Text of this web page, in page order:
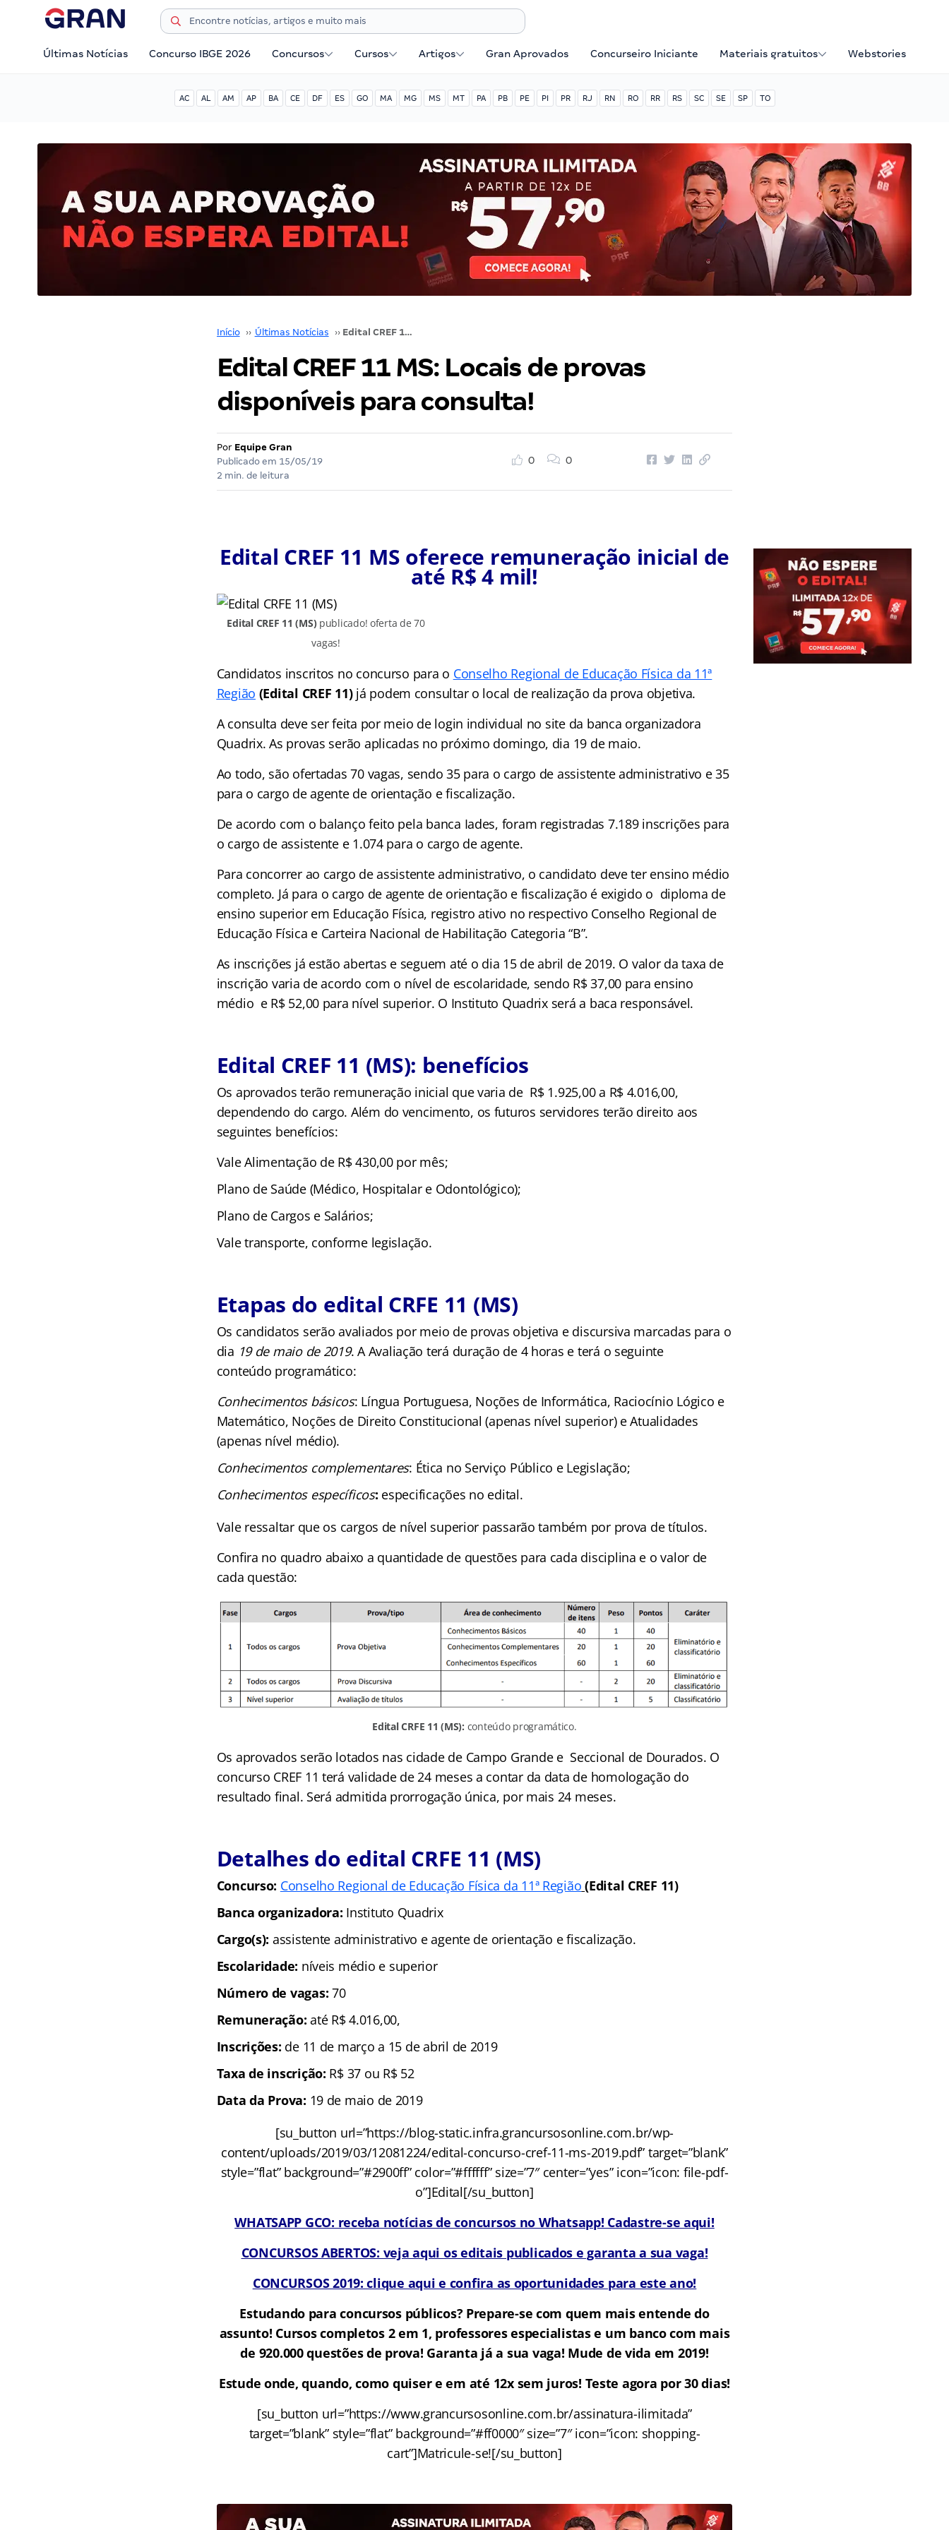
Últimas Notícias Concurso IBGE 2026 Concursos Cursos Artigos Gran Aprovados Concurseiro Iniciante Materiais gratuitos Webstories
AC AL AM AP BA CE DF ES GO MA MG MS MT PA PB PE PI PR RJ RN RO RR RS SC SE SP TO
Início ›› Últimas Notícias ›› Edital CREF 11 MS: Locais de provas disponíveis para consulta!
Edital CREF 11 MS: Locais de provas
disponíveis para consulta!
Por Equipe Gran
Publicado em 15/05/19
2 min. de leitura
0 0
Edital CREF 11 MS oferece remuneração inicial de
até R$ 4 mil!
Edital CREF 11 (MS)publicado! oferta de 70
vagas!
Candidatos inscritos no concurso para o Conselho Regional de Educação Física da 11ª
Região (Edital CREF 11)já podem consultar o local de realização da prova objetiva.
A consulta deve ser feita por meio de login individual no site da banca organizadora
Quadrix. As provas serão aplicadas no próximo domingo, dia 19 de maio.
Ao todo, são ofertadas 70 vagas, sendo 35 para o cargo de assistente administrativo e 35
para o cargo de agente de orientação e fiscalização.
De acordo com o balanço feito pela banca Iades, foram registradas 7.189 inscrições para
o cargo de assistente e 1.074 para o cargo de agente.
Para concorrer ao cargo de assistente administrativo, o candidato deve ter ensino médio
completo. Já para o cargo de agente de orientação e fiscalização é exigido o diploma de
ensino superior em Educação Física, registro ativo no respectivo Conselho Regional de
Educação Física e Carteira Nacional de Habilitação Categoria “B”.
As inscrições já estão abertas e seguem até o dia 15 de abril de 2019. O valor da taxa de
inscrição varia de acordo com o nível de escolaridade, sendo R$ 37,00 para ensino
médio e R$ 52,00 para nível superior. O Instituto Quadrix será a baca responsável.
Edital CREF 11 (MS): benefícios
Os aprovados terão remuneração inicial que varia de R$ 1.925,00 a R$ 4.016,00,
dependendo do cargo. Além do vencimento, os futuros servidores terão direito aos
seguintes benefícios:
Vale Alimentação de R$ 430,00 por mês;
Plano de Saúde (Médico, Hospitalar e Odontológico);
Plano de Cargos e Salários;
Vale transporte, conforme legislação.
Etapas do edital CRFE 11 (MS)
Os candidatos serão avaliados por meio de provas objetiva e discursiva marcadas para o
dia 19 de maio de 2019. A Avaliação terá duração de 4 horas e terá o seguinte
conteúdo programático:
Conhecimentos básicos: Língua Portuguesa, Noções de Informática, Raciocínio Lógico e
Matemático, Noções de Direito Constitucional (apenas nível superior) e Atualidades
(apenas nível médio).
Conhecimentos complementares: Ética no Serviço Público e Legislação;
Conhecimentos específicos: especificações no edital.
Vale ressaltar que os cargos de nível superior passarão também por prova de títulos.
Confira no quadro abaixo a quantidade de questões para cada disciplina e o valor de
cada questão:
Edital CRFE 11 (MS): conteúdo programático.
Os aprovados serão lotados nas cidade de Campo Grande e Seccional de Dourados. O
concurso CREF 11 terá validade de 24 meses a contar da data de homologação do
resultado final. Será admitida prorrogação única, por mais 24 meses.
Detalhes do edital CRFE 11 (MS)
Concurso: Conselho Regional de Educação Física da 11ª Região (Edital CREF 11)
Banca organizadora: Instituto Quadrix
Cargo(s): assistente administrativo e agente de orientação e fiscalização.
Escolaridade: níveis médio e superior
Número de vagas: 70
Remuneração: até R$ 4.016,00,
Inscrições: de 11 de março a 15 de abril de 2019
Taxa de inscrição: R$ 37 ou R$ 52
Data da Prova: 19 de maio de 2019
[su_button url=”https://blog-static.infra.grancursosonline.com.br/wp-
content/uploads/2019/03/12081224/edital-concurso-cref-11-ms-2019.pdf” target=”blank”
style=”flat” background=”#2900ff” color=”#ffffff” size=”7″ center=”yes” icon=”icon: file-pdf-
o”]Edital[/su_button]
WHATSAPP GCO: receba notícias de concursos no Whatsapp! Cadastre-se aqui!
CONCURSOS ABERTOS: veja aqui os editais publicados e garanta a sua vaga!
CONCURSOS 2019: clique aqui e confira as oportunidades para este ano!
Estudando para concursos públicos? Prepare-se com quem mais entende do
assunto! Cursos completos 2 em 1, professores especialistas e um banco com mais
de 920.000 questões de prova! Garanta já a sua vaga! Mude de vida em 2019!
Estude onde, quando, como quiser e em até 12x sem juros! Teste agora por 30 dias!
[su_button url=”https://www.grancursosonline.com.br/assinatura-ilimitada”
target=”blank” style=”flat” background=”#ff0000″ size=”7″ icon=”icon: shopping-
cart”]Matricule-se![/su_button]